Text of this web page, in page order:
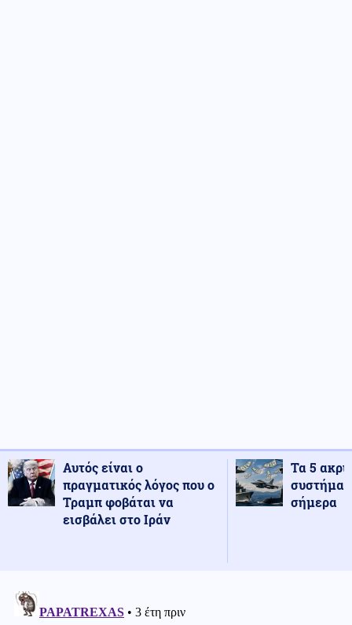
Αυτός είναι ο
πραγματικός λόγος που ο
Τραμπ φοβάται να
εισβάλει στο Ιράν
Τα 5
σήμερα